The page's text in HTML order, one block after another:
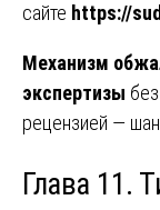
сайте https://
Механизм
экспертизы
рецензией —
Глава 11.